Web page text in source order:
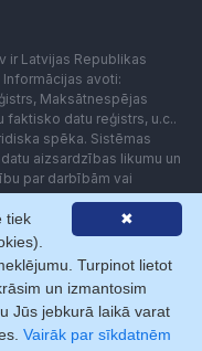
ir Latvijas Republikas
avoti:
Maksātnespējas
faktisko datu reģistrs, u.c..
spēka. Sistēmas
aizsardzības likumu un
par darbībām vai
Lietotājam aizliegts
iekārtas (robotus)
ar Firmas.lv. Galvenā
ar
✖
tiek
Turpinot lietot
un izmantosim
Jūs jebkurā laikā varat
Vairāk par sīkdatnēm